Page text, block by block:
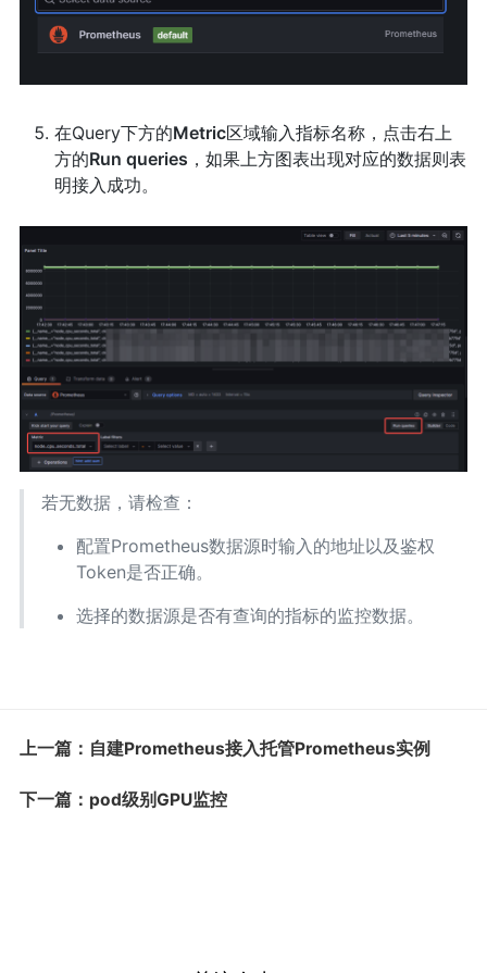
在Query下方的Metric区域输入指标名称，点击右上
方的Run queries ，如果上方图表出现对应的数据则表
明接入成功。
若无数据，请检查：
配置Prometheus数据源时输入的地址以及鉴权
Token是否正确。
选择的数据源是否有查询的指标的监控数据。
上一篇：自建Prometheus接入托管Prometheus实例
下一篇：pod级别GPU监控